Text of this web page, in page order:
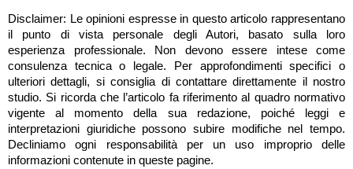
Disclaimer: Le opinioni espresse in questo articolo rappresentano
il punto di vista personale degli Autori, basato sulla loro
esperienza professionale. Non devono essere intese come
consulenza tecnica o legale. Per approfondimenti specifici o
ulteriori dettagli, si consiglia di contattare direttamente il nostro
studio. Si ricorda che l’articolo fa riferimento al quadro normativo
vigente al momento della sua redazione, poiché leggi e
interpretazioni giuridiche possono subire modifiche nel tempo.
Decliniamo ogni responsabilità per un uso improprio delle
informazioni contenute in queste pagine.